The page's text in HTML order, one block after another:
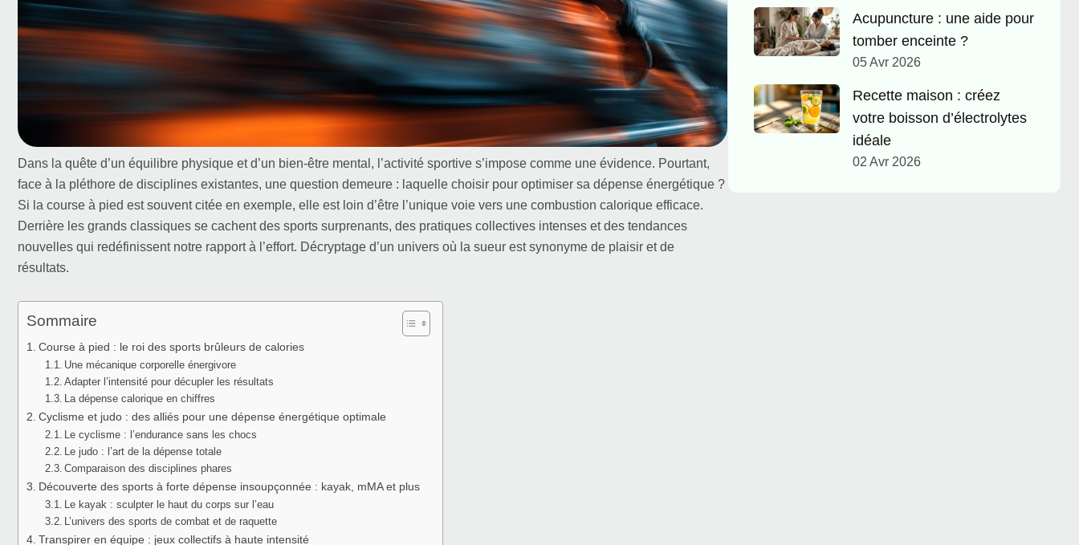
Dans la quête d’un équilibre physique et d’un bien-être mental, l’activité sportive s’impose comme une évidence. Pourtant,
face à la pléthore de disciplines existantes, une question demeure : laquelle choisir pour optimiser sa dépense énergétique ?
Si la course à pied est souvent citée en exemple, elle est loin d’être l’unique voie vers une combustion calorique efficace.
Derrière les grands classiques se cachent des sports surprenants, des pratiques collectives intenses et des tendances
nouvelles qui redéfinissent notre rapport à l’effort. Décryptage d’un univers où la sueur est synonyme de plaisir et de
résultats.
Sommaire
Course à pied : le roi des sports brûleurs de calories
Une mécanique corporelle énergivore
Adapter l’intensité pour décupler les résultats
La dépense calorique en chiffres
Cyclisme et judo : des alliés pour une dépense énergétique optimale
Le cyclisme : l’endurance sans les chocs
Le judo : l’art de la dépense totale
Comparaison des disciplines phares
Découverte des sports à forte dépense insoupçonnée : kayak, mMA et plus
Le kayak : sculpter le haut du corps sur l’eau
L’univers des sports de combat et de raquette
Transpirer en équipe : jeux collectifs à haute intensité
Acupuncture : une aide pour
tomber enceinte ?
05 Avr 2026
Recette maison : créez
votre boisson d’électrolytes
idéale
02 Avr 2026